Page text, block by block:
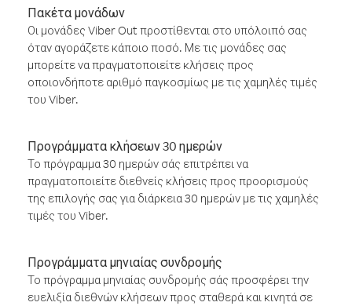
Πακέτα μονάδων
Οι μονάδες Viber Out προστίθενται στο υπόλοιπό σας
όταν αγοράζετε κάποιο ποσό. Με τις μονάδες σας
μπορείτε να πραγματοποιείτε κλήσεις προς
οποιονδήποτε αριθμό παγκοσμίως με τις χαμηλές τιμές
του Viber.
Προγράμματα κλήσεων 30 ημερών
Το πρόγραμμα 30 ημερών σάς επιτρέπει να
πραγματοποιείτε διεθνείς κλήσεις προς προορισμούς
της επιλογής σας για διάρκεια 30 ημερών με τις χαμηλές
τιμές του Viber.
Προγράμματα μηνιαίας συνδρομής
Το πρόγραμμα μηνιαίας συνδρομής σάς προσφέρει την
ευελιξία διεθνών κλήσεων προς σταθερά και κινητά σε